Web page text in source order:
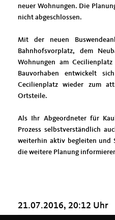
neuer Wohnungen. Die
nicht abgeschlossen.
Mit der neuen
Bahnhofsvorplatz, dem
Wohnungen am
Bauvorhaben entwickelt
Cecilienplatz wieder zum
Ortsteile.
Als Ihr Abgeordneter für
Prozess selbstverständlich
weiterhin aktiv begleiten und
die weitere Planung
21.07.2016, 20:12 Uhr